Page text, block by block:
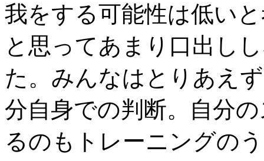
我をする可能性は低い
と思ってあまり口出し
た。みんなはとりあえ
分自身での判断。自分
るのもトレーニングの